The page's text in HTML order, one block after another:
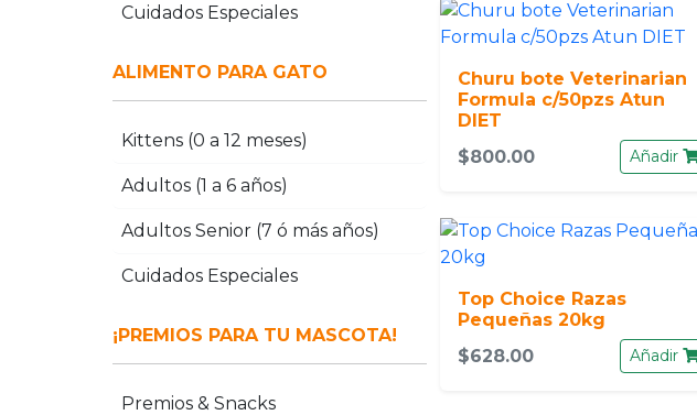
Cuidados Especiales
ALIMENTO PARA GATO
Kittens (0 a 12 meses)
Adultos (1 a 6 años)
Adultos Senior (7 ó más años)
Cuidados Especiales
¡PREMIOS PARA TU MASCOTA!
Premios & Snacks
Churu bote Veterinarian
Formula c/50pzs Atun
DIET
$800.00
Añadir
Top Choice Razas
Pequeñas 20kg
$628.00
Añadir